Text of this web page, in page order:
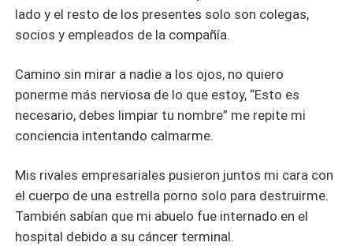
lado y el resto de los presentes solo son colegas,
socios y empleados de la compañía.
Camino sin mirar a nadie a los ojos, no quiero
ponerme más nerviosa de lo que estoy, “Esto es
necesario, debes limpiar tu nombre” me repite mi
conciencia intentando calmarme.
Mis rivales empresariales pusieron juntos mi cara con
el cuerpo de una estrella porno solo para destruirme.
También sabían que mi abuelo fue internado en el
hospital debido a su cáncer terminal.